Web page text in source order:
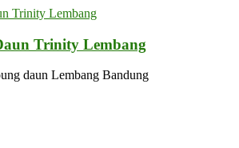
Trinity Lembang
daun Lembang Bandung